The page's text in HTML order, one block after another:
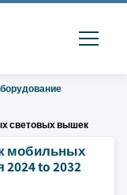
световых вышек
мобильных
to 2032